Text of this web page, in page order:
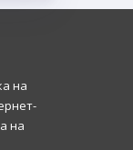
на
на